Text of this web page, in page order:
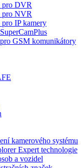
pro DVR
pro NVR
IP kamery
GSM komunikátory
kamerového systému
Expert technologie
a vozidel